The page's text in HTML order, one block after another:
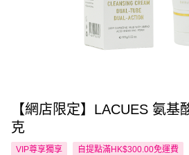
【網店限定】LACUES 氨基
克
VIP尊享獨享 自提點滿HK$300.00免運費